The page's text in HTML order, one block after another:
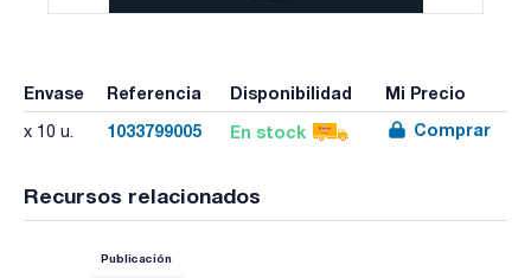
Envase Referencia Disponibilidad Mi Precio
x 10 u. 1033799005 En stock Comprar
Recursos relacionados
Publicación